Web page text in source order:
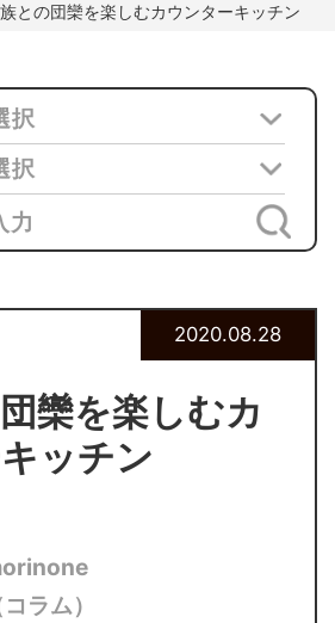
との団欒を楽しむカウンターキッチン
欒を楽しむカ
ッチン
2020.08.28
コラム）